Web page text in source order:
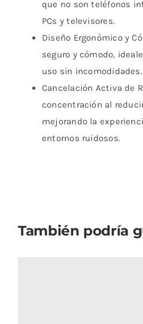
que no son teléfonos
PCs y televisores.
Diseño Ergonómico y
seguro y cómodo,
uso sin incomodidades.
Cancelación Activa de
concentración al
mejorando la
entornos ruidosos.
También podría